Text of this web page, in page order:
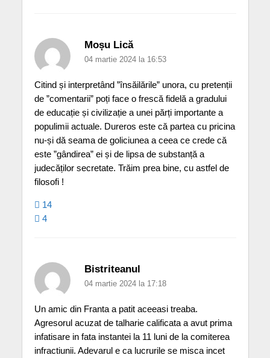
Moșu Lică
04 martie 2024 la 16:53
Citind și interpretând ”însăilările” unora, cu pretenții
de ”comentarii” poți face o frescă fidelă a gradului
de educație și civilizație a unei părți importante a
populimii actuale. Dureros este că partea cu pricina
nu-și dă seama de goliciunea a ceea ce crede că
este ”gândirea” ei și de lipsa de substanță a
judecăților secretate. Trăim prea bine, cu astfel de
filosofi !
14
4
Bistriteanul
04 martie 2024 la 17:18
Un amic din Franta a patit aceeasi treaba.
Agresorul acuzat de talharie calificata a avut prima
infatisare in fata instantei la 11 luni de la comiterea
infractiunii. Adevarul e ca lucrurile se misca incet